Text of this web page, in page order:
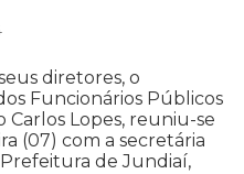
diretores, o
Funcionários Públicos
Carlos Lopes, reuniu-se
(07) com a secretária
de Jundiaí,